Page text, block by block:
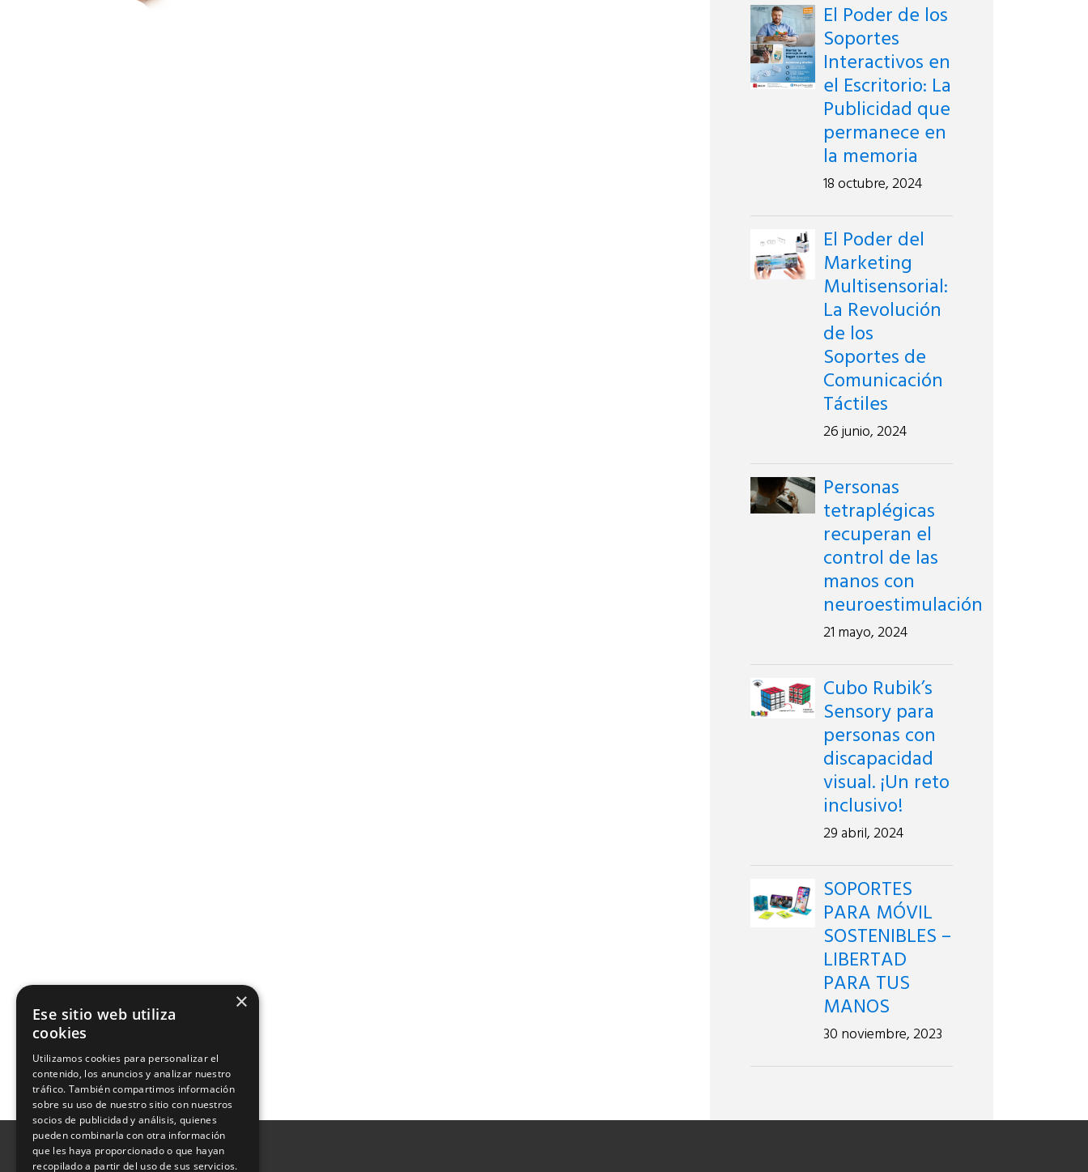
El Poder de los
Soportes
Interactivos en
el Escritorio: La
Publicidad que
permanece en
la memoria
18 octubre, 2024
El Poder del
Marketing
Multisensorial:
La Revolución
de los
Soportes de
Comunicación
Táctiles
26 junio, 2024
Personas
tetraplégicas
recuperan el
control de las
manos con
neuroestimulación
21 mayo, 2024
Cubo Rubik’s
Sensory para
personas con
discapacidad
visual. ¡Un reto
inclusivo!
29 abril, 2024
SOPORTES
PARA MÓVIL
SOSTENIBLES –
LIBERTAD
PARA TUS
MANOS
30 noviembre, 2023
×
Ese sitio web utiliza
cookies
Utilizamos cookies para personalizar el
contenido, los anuncios y analizar nuestro
tráfico. También compartimos información
sobre su uso de nuestro sitio con nuestros
socios de publicidad y análisis, quienes
pueden combinarla con otra información
que les haya proporcionado o que hayan
recopilado a partir del uso de sus servicios.